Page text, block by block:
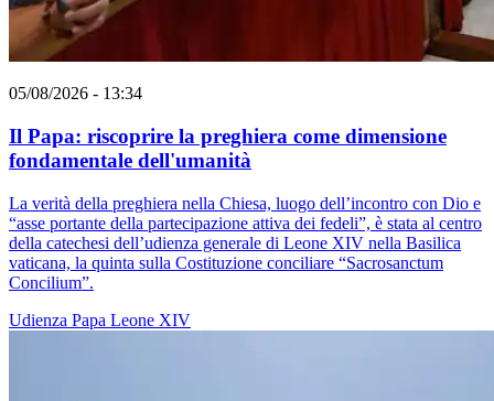
05/08/2026 - 13:34
Il Papa: riscoprire la preghiera come dimensione
fondamentale dell'umanità
La verità della preghiera nella Chiesa, luogo dell’incontro con Dio e
“asse portante della partecipazione attiva dei fedeli”, è stata al centro
della catechesi dell’udienza generale di Leone XIV nella Basilica
vaticana, la quinta sulla Costituzione conciliare “Sacrosanctum
Concilium”.
Udienza Papa Leone XIV